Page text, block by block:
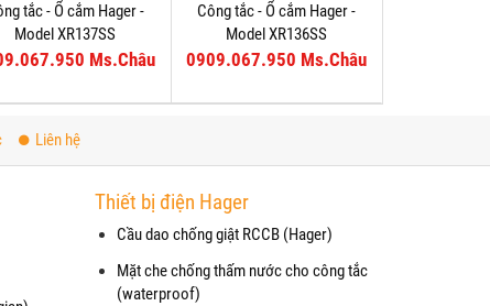
tắc - Ổ cắm Hager -
Model XR137SS
Ms.Châu
Công tắc - Ổ cắm Hager -
Model XR136SS
0909.067.950 Ms.Châu
Liên hệ
Thiết bị điện Hager
Cầu dao chống giật RCCB (Hager)
Mặt che chống thấm nước cho công tắc
(waterproof)